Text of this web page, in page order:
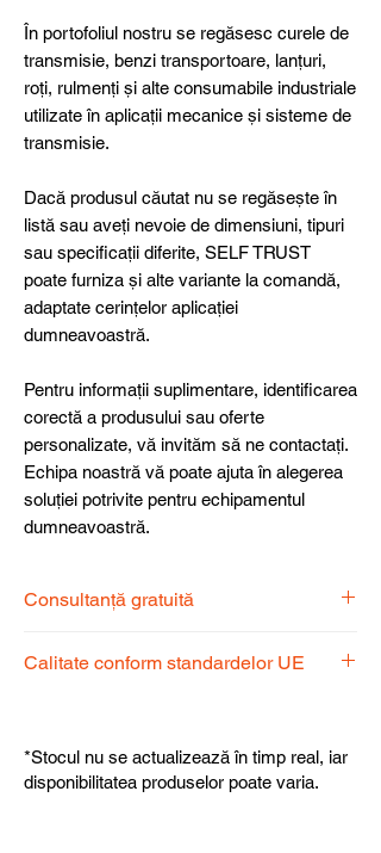
În portofoliul nostru se regăsesc curele de
transmisie, benzi transportoare, lanțuri,
roți, rulmenți și alte consumabile industriale
utilizate în aplicații mecanice și sisteme de
transmisie.
Dacă produsul căutat nu se regăsește în
listă sau aveți nevoie de dimensiuni, tipuri
sau specificații diferite, SELF TRUST
poate furniza și alte variante la comandă,
adaptate cerințelor aplicației
dumneavoastră.
Pentru informații suplimentare, identificarea
corectă a produsului sau oferte
personalizate, vă invităm să ne contactați.
Echipa noastră vă poate ajuta în alegerea
soluției potrivite pentru echipamentul
dumneavoastră.
Consultanță gratuită
dispoziție pentru a alege produsul
Calitate conform standardelor UE
fiabilitate și performanță superioară.
*Stocul nu se actualizează în timp real, iar
disponibilitatea produselor poate varia.